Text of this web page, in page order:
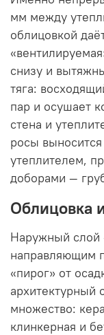
мм между
облицовкой
снизу и
тяга:
пар и осушает
стена и
росы
утеплителем,
доборами —
Облицовка
Наружный слой
направляющим
«пирог» от
архитектурный
множество:
клинкерная и